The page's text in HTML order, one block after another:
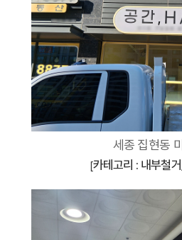
세종 집현동
[카테고리 : 내부철